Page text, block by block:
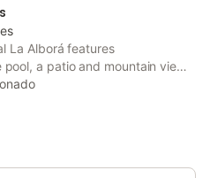
La Alborá features
a patio and mountain views.
a shared kitchen and full-day